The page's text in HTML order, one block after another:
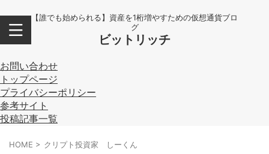
【誰でも始められる】資産を1桁増やすための仮想通貨ブロ
グ
ビットリッチ
お問い合わせ
トップページ
プライバシーポリシー
参考サイト
投稿記事一覧
HOME > クリプト投資家 しーくん